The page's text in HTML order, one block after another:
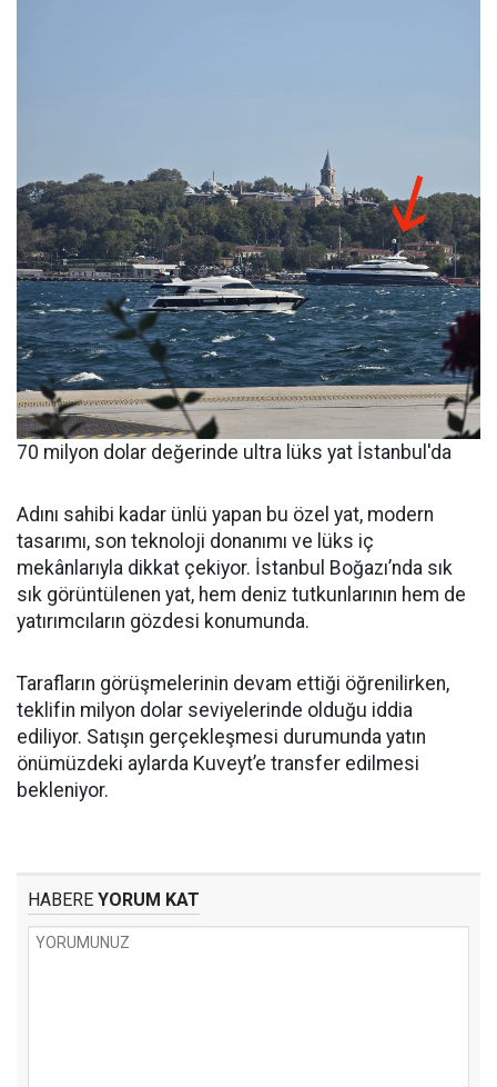
70 milyon dolar değerinde ultra lüks yat İstanbul'da
Adını sahibi kadar ünlü yapan bu özel yat, modern
tasarımı, son teknoloji donanımı ve lüks iç
mekânlarıyla dikkat çekiyor. İstanbul Boğazı’nda sık
sık görüntülenen yat, hem deniz tutkunlarının hem de
yatırımcıların gözdesi konumunda.
Tarafların görüşmelerinin devam ettiği öğrenilirken,
teklifin milyon dolar seviyelerinde olduğu iddia
ediliyor. Satışın gerçekleşmesi durumunda yatın
önümüzdeki aylarda Kuveyt’e transfer edilmesi
bekleniyor.
HABERE YORUM KAT